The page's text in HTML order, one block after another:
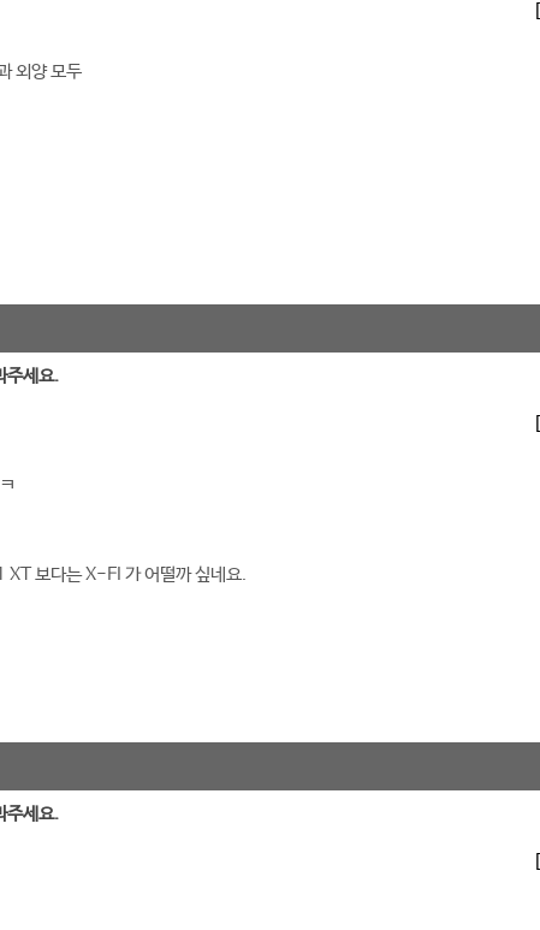
외양 모두
주세요.
XT 보다는 X-FI 가 어떨까 싶네요.
주세요.